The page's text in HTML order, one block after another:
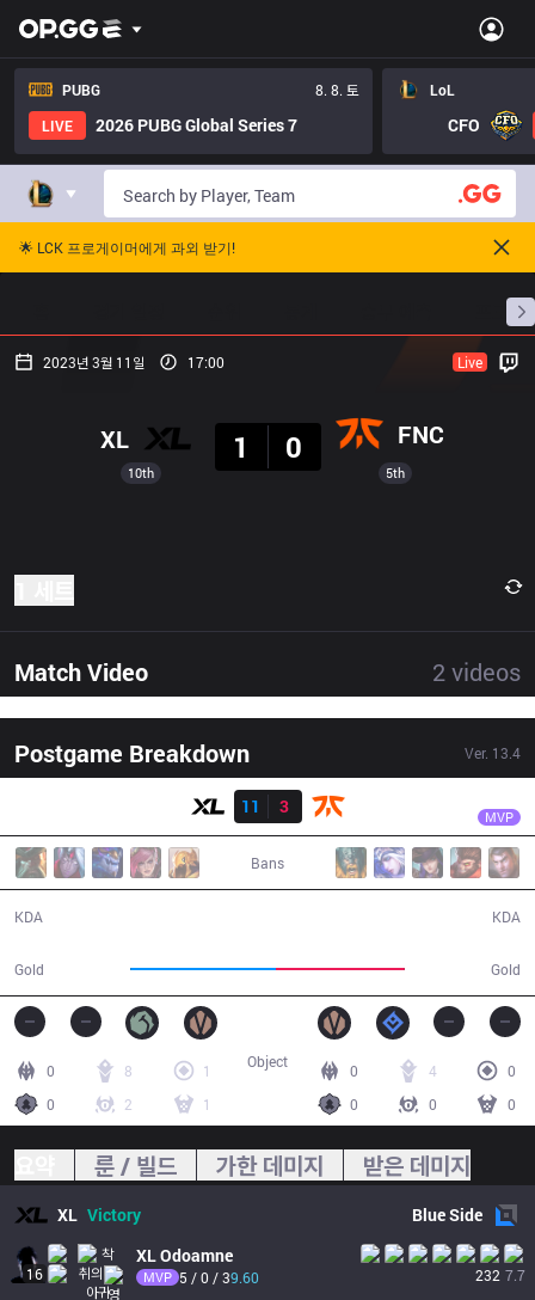
PUBG
8. 8. 토
LIVE
2026 PUBG Global Series 7
LoL
CFO
🌟 LCK 프로게이머에게 과외 받기!
프로빌
2023년 3월 11일 17:00 Live
10th
XL
1
0 FNC
5th
Match Video 2 videos
Postgame Breakdown Ver. 13.4
11
3 MVP
Bans
KDA
Gold Gold
KDA
0 8
1
0
2 1
0 4
0
0
0 0
Object
룬 / 빌드 가한 데미지 받은 데미지
XL Victory BlueSide
16
XLOdoamne
MVP 5 / 0 / 39.60 232 7.7